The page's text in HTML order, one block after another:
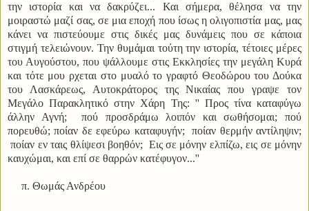
την ιστορία και να δακρύζει... Και σήμερα, θέλησα να την
μοιραστώ μαζί σας, σε μια εποχή που ίσως η ολιγοπιστία μας, μας
κάνει να πιστεύουμε στις δικές μας δυνάμεις που σε κάποια
στιγμή τελειώνουν. Την θυμάμαι τούτη την ιστορία, τέτοιες μέρες
του Αυγούστου, που ψάλλουμε στις Εκκλησίες την μεγάλη Κυρά
και τότε μου ρχεται στο μυαλό το γραφτό Θεοδώρου του Δούκα
του Λασκάρεως, Αυτοκράτορος της Νικαίας που γραψε τον
Μεγάλο Παρακλητικό στην Χάρη Της: '' Προς τίνα καταφύγω
άλλην Αγνή; πού προσδράμω λοιπόν και σωθήσομαι; πού
πορευθώ; ποίαν δε εφεύρω καταφυγήν; ποίαν θερμήν αντίληψιν;
ποίαν εν ταις θλίψεσι βοηθόν; Εις σε μόνην ελπίζω, εις σε μόνην
καυχώμαι, και επί σε θαρρών κατέφυγον...''
π. Θωμάς Ανδρέου